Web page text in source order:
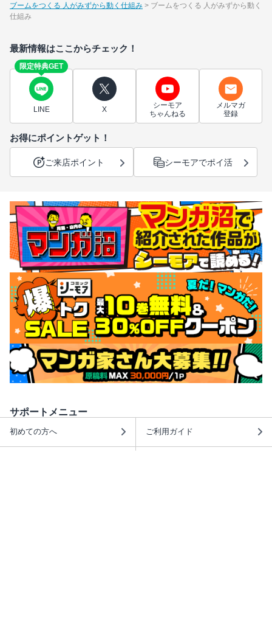
ブームをつくる 人がみずから動く仕組み
ブームをつくる 人がみずから動く
仕組み
最新情報はここからチェック！
限定特典GET
LINE X
シーモア
ちゃんねる
メルマガ
登録
お得にポイントゲット！
ご来店ポイント シーモアでポイ活
サポートメニュー
初めての方へ ご利用ガイド